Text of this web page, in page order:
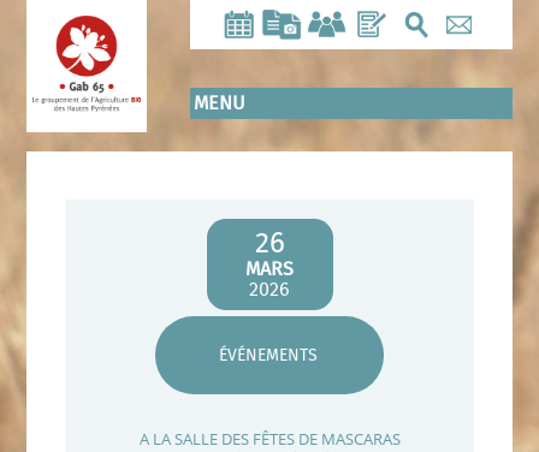
contenu
principal
MENU
26
MARS
2026
ÉVÉNEMENTS
A LA SALLE DES FÊTES DE MASCARAS